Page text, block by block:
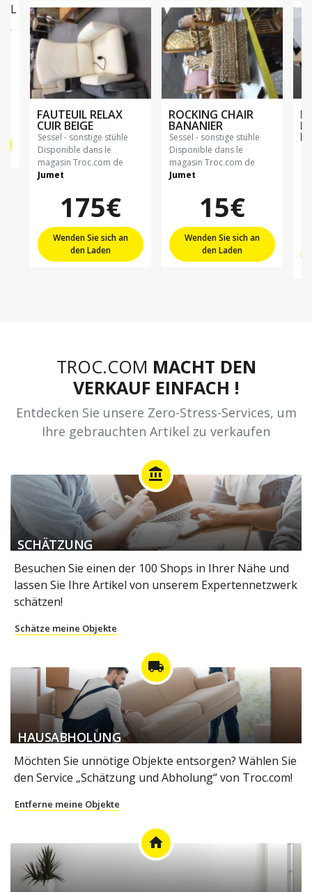
FAUTEUIL RELAX
CUIR BEIGE
sessel - sonstige stühle
Disponible dans le
magasin Troc.com de
Jumet
175€
Wenden Sie sich an
den Laden
ROCKING CHAIR
BANANIER
sessel - sonstige stühle
Disponible dans le
magasin Troc.com de
Jumet
15€
Wenden Sie sich an
den Laden
TROC.COM MACHT DEN
VERKAUF EINFACH !
Entdecken Sie unsere Zero-Stress-Services, um
Ihre gebrauchten Artikel zu verkaufen
account_balance
SCHÄTZUNG
Besuchen Sie einen der 100 Shops in Ihrer Nähe und
lassen Sie Ihre Artikel von unserem Expertennetzwerk
schätzen!
Schätze meine Objekte
local_shipping
HAUSABHOLUNG
Möchten Sie unnötige Objekte entsorgen? Wählen Sie
den Service „Schätzung und Abholung“ von Troc.com!
Entferne meine Objekte
home